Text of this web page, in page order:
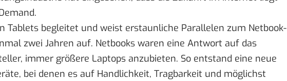
Tablets begleitet und weist erstaunliche Parallelen zum Netbook-
zwei Jahren auf. Netbooks waren eine Antwort auf das
immer größere Laptops anzubieten. So entstand eine neue
bei denen es auf Handlichkeit, Tragbarkeit und möglichst